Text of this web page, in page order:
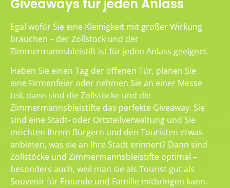
Giveaways für jeden Anlass
Egal wofür Sie eine Kleinigkeit mit großer Wirkung
brauchen – der Zollstock und der
Zimmermannsbleistift ist für jeden Anlass geeignet.
Haben Sie einen Tag der offenen Tür, planen Sie
eine Firmenfeier oder nehmen Sie an einer Messe
teil, dann sind die Zollstöcke und die
Zimmermannsbleistifte das perfekte Giveaway. Sie
sind eine Stadt- oder Ortsteilverwaltung und Sie
möchten Ihrem Bürgern und den Touristen etwas
anbieten, was sie an Ihre Stadt erinnert? Dann sind
Zollstöcke und Zimmermannsbleistifte optimal –
besonders auch, weil man sie als Tourist gut als
Souvenir für Freunde und Familie mitbringen kann.